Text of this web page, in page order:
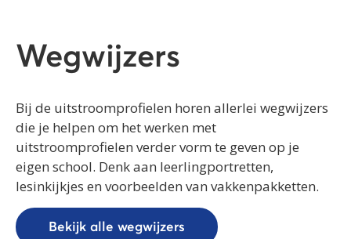
Wegwijzers
Bij de uitstroomprofielen horen allerlei wegwijzers
die je helpen om het werken met
uitstroomprofielen verder vorm te geven op je
eigen school. Denk aan leerlingportretten,
lesinkijkjes en voorbeelden van vakkenpakketten.
Bekijk alle wegwijzers